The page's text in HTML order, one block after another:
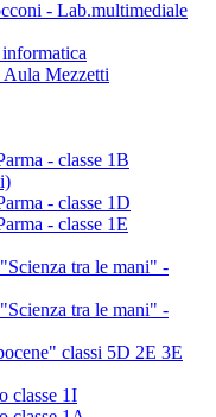
- Lab.multimediale
Mezzetti
- classe 1B
- classe 1D
- classe 1E
tra le mani" -
tra le mani" -
classi 5D 2E 3E
classe 1I